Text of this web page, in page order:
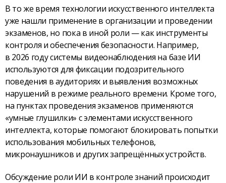
В то же время технологии искусственного интеллекта
уже нашли применение в организации и проведении
экзаменов, но пока в иной роли — как инструменты
контроля и обеспечения безопасности. Например,
в 2026 году системы видеонаблюдения на базе ИИ
используются для фиксации подозрительного
поведения в аудиториях и выявления возможных
нарушений в режиме реального времени. Кроме того,
на пунктах проведения экзаменов применяются
«умные глушилки» с элементами искусственного
интеллекта, которые помогают блокировать попытки
использования мобильных телефонов,
микронаушников и других запрещённых устройств.
Обсуждение роли ИИ в контроле знаний происходит